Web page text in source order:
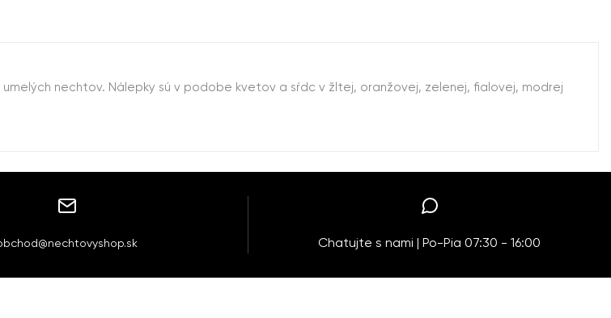
nechtov. Nálepky sú v podobe kvetov a sŕdc v žltej, oranžovej, zelenej, fialovej, modrej
Chatujte s nami | Po-Pia 07:30 - 16:00